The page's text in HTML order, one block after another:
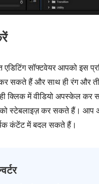
एडिटिंग सॉफ्टवेयर आपको इस
सकते हैं और साथ ही रंग और
क्लिक में वीडियो अपस्केल कर
स्टेबलाइज़ कर सकते हैं। आप
कंटेंट में बदल सकते हैं।